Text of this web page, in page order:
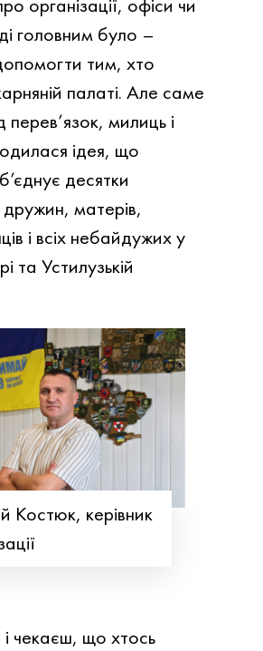
головним було –
тим, хто
палаті. Але саме
милиць і
ідея, що
десятки
дружин, матерів,
і всіх небайдужих у
та Устилузькій
Костюк, керівник
чекаєш, що хтось